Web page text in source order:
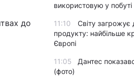
до
використовую у побуті
11:10
Світу загрожує
продукту: найбільше
Європі
11:05
Дантес
(фото)